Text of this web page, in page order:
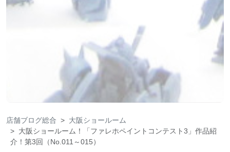
店舗ブログ総合
大阪ショールーム
大阪ショールーム！「ファレホペイントコンテスト3」作品紹
介！第3回（No.011～015）